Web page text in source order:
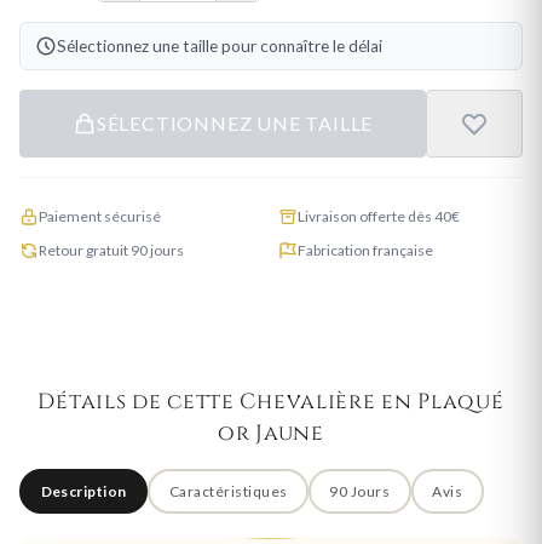
Sélectionnez une taille pour connaître le délai
SÉLECTIONNEZ UNE TAILLE
Paiement sécurisé
Livraison offerte dès 40€
Retour gratuit 90 jours
Fabrication française
Détails de cette Chevalière en Plaqué
or Jaune
Description Caractéristiques 90 Jours Avis